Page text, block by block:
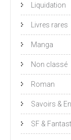
Liquidation
Livres rares
Manga
Non classé
Roman
Savoirs &
SF &